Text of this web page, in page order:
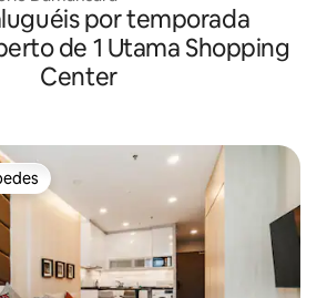
por temporada
de 1 Utama Shopping
Center